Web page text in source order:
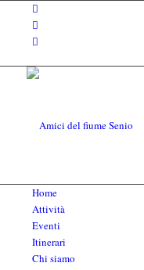
Home
Attività
Eventi
Itinerari
Chi siamo